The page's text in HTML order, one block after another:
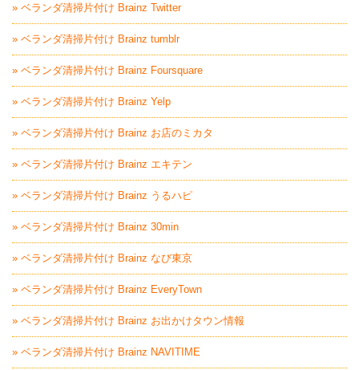
» ベランダ清掃片付け Brainz Twitter
» ベランダ清掃片付け Brainz tumblr
» ベランダ清掃片付け Brainz Foursquare
» ベランダ清掃片付け Brainz Yelp
» ベランダ清掃片付け Brainz お店のミカタ
» ベランダ清掃片付け Brainz エキテン
» ベランダ清掃片付け Brainz うるハピ
» ベランダ清掃片付け Brainz 30min
» ベランダ清掃片付け Brainz なび東京
» ベランダ清掃片付け Brainz EveryTown
» ベランダ清掃片付け Brainz お出かけタウン情報
» ベランダ清掃片付け Brainz NAVITIME